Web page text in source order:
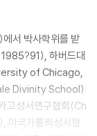
서 박사학위를 받
하버드대
of Chicago,
Divinity School)
고성서연구협회(Ch
국가톨릭성서협